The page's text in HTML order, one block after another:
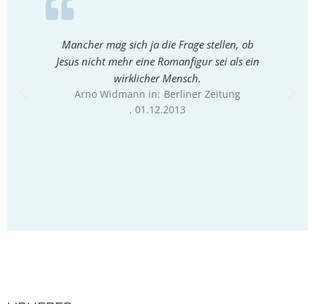
Mancher mag sich ja die Frage stellen, ob
Jesus nicht mehr eine Romanfigur sei als ein
wirklicher Mensch.
Arno Widmann in: Berliner Zeitung
, 01.12.2013